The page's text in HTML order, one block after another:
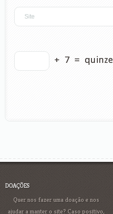
+ 7 = quinze
DOAÇÕES
Quer nos fazer uma doação e nos
ajudar a manter o site? Caso positivo,